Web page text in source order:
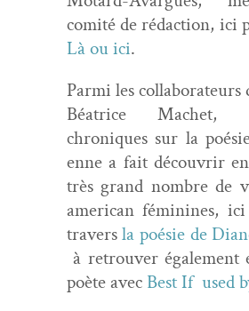
comité de rédac­tion, ici
Là ou ici.
Par­mi les col­lab­o­ra­teurs
Béa­trice
chroniques sur la
enne a fait décou­vrir
très grand nom­bre de
amer­i­can féminines,
tra­versla poésie de
à retrou­ver égale­ment
poète avec Best If used